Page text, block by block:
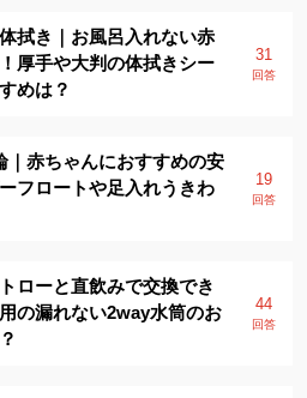
拭き｜お風呂入れない赤
厚手や大判の体拭きシー
めは？
31
回答
｜赤ちゃんにおすすめの安
フロートや足入れうきわ
19
回答
ローと直飲みで交換でき
の漏れない2way水筒のお
44
回答